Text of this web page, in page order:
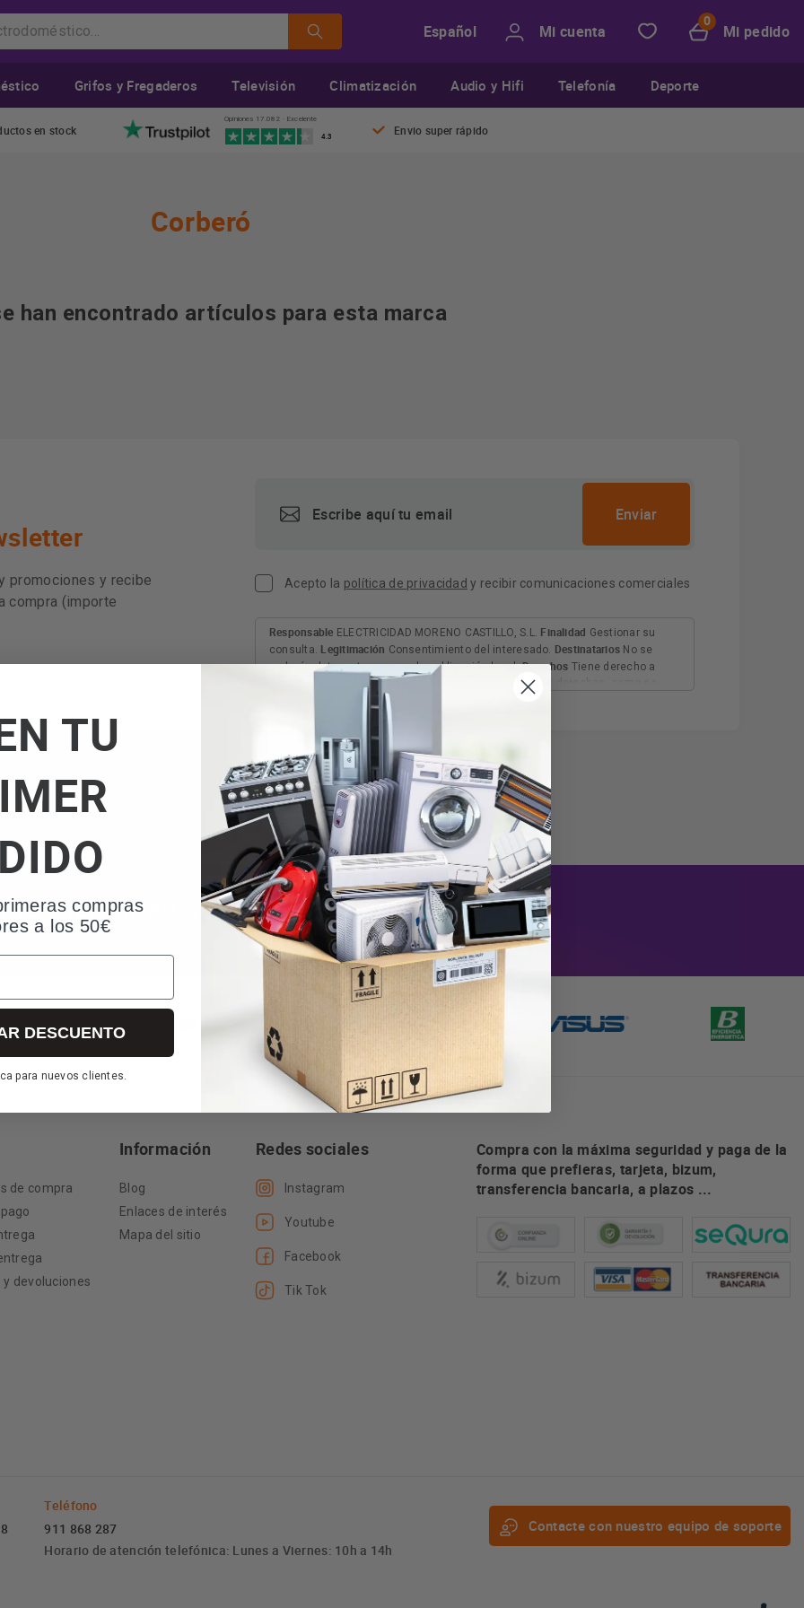
Español Mi cuenta Mi pedido
Grifos y Fregaderos Televisión Climatización Audio y Hifi Telefonía Deporte
en stock
Opiniones 17.082 · Excelente
4.3 Envio super rápido
Corberó
han encontrado artículos para esta marca
promociones y recibe
compra (importe
Acepto la política de privacidad y recibir comunicaciones comerciales
Responsable ELECTRICIDAD MORENO CASTILLO, S.L. Finalidad Gestionar su
consulta. Legitimación Consentimiento del interesado. Destinatarios No se
cederán datos a terceros salvo obligación legal.Derechos Tiene derecho a
acceder, rectificar y suprimir los datos, así como otros derechos, como se
explica en la información adicional.
Información adicional
del sorteo 50 aniversario
tu compra ha resultado premiada
Ver ganadores
de compra
y devoluciones
Información
Blog
Enlaces de interés
Mapa del sitio
Redes sociales
Instagram
Youtube
Facebook
Tik Tok
Compra con la máxima seguridad y paga de la
forma que prefieras, tarjeta, bizum,
transferencia bancaria, a plazos ...
Teléfono
911 868 287
Horario de atención telefónica: Lunes a Viernes: 10h a 14h
Contacte con nuestro equipo de soporte
TU
compras
a los 50€
DESCUENTO
para nuevos clientes.